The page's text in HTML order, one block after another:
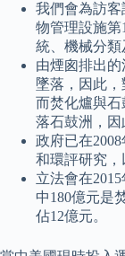
我們會為訪
物管理設施
統、機械分類
由煙囪排出
墜落，因此，
而焚化爐與
落石鼓洲，因
政府已在
和環評研究，
立法會在
中180億元是
佔12億元。